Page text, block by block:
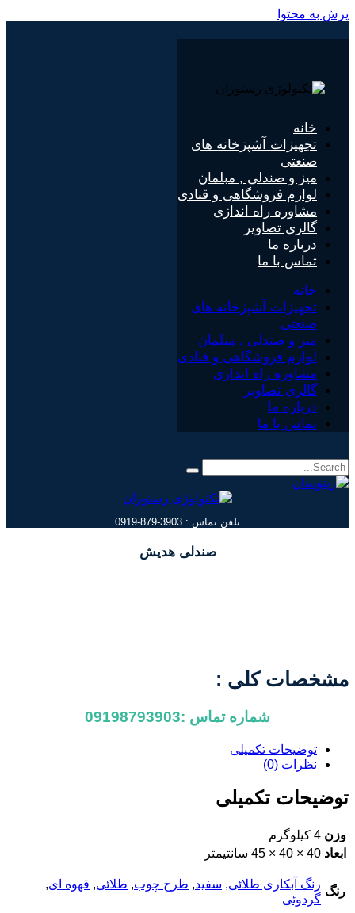
پرش به محتوا
خانه
تجهیزات آشپزخانه های
صنعتی
میز و صندلی , مبلمان
لوازم فروشگاهی و قنادی
مشاوره راه اندازی
گالری تصاویر
درباره ما
تماس با ما
خانه
تجهیزات آشپزخانه های
صنعتی
میز و صندلی , مبلمان
لوازم فروشگاهی و قنادی
مشاوره راه اندازی
گالری تصاویر
درباره ما
تماس با ما
تلفن تماس : 3903-879-0919
صندلی هدیش
مشخصات کلی :
شماره تماس :09198793903
توضیحات تکمیلی
نظرات (0)
توضیحات تکمیلی
وزن 4 کیلوگرم
ابعاد 40 × 40 × 45 سانتیمتر
رنگ
رنگ آبکاری طلائی, سفید, طرح چوب, طلائی, قهوه ای,
گردوئی